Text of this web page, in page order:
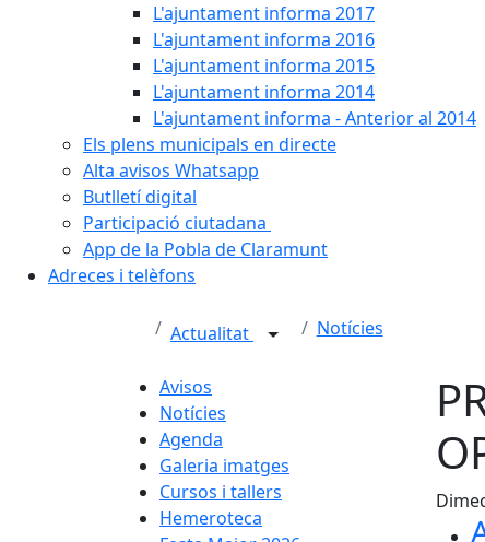
L'ajuntament informa 2017
L'ajuntament informa 2016
L'ajuntament informa 2015
L'ajuntament informa 2014
L'ajuntament informa - Anterior al 2014
Els plens municipals en directe
Alta avisos Whatsapp
Butlletí digital
Participació ciutadana
App de la Pobla de Claramunt
Adreces i telèfons
Actualitat Notícies
Avisos
Notícies
Agenda
Galeria imatges
Cursos i tallers
Hemeroteca